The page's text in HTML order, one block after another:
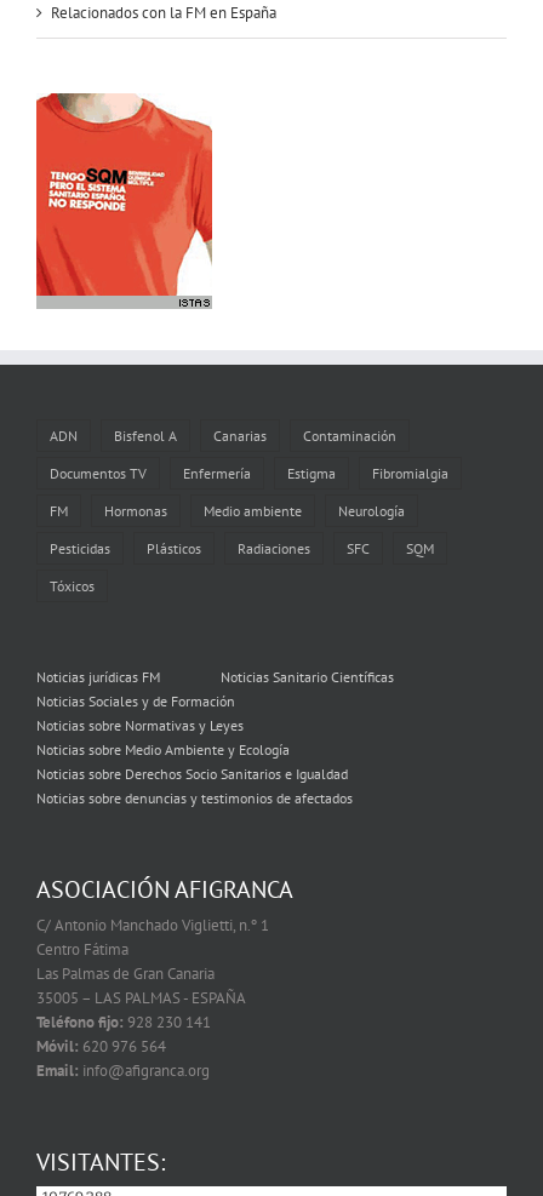
Relacionados con la FM en España
ADN Bisfenol A Canarias Contaminación
Documentos TV Enfermería Estigma Fibromialgia
FM Hormonas Medio ambiente Neurología
Pesticidas Plásticos Radiaciones SFC SQM
Tóxicos
Noticias jurídicas FM
Noticias Sanitario Científicas
Noticias Sociales y de Formación
Noticias sobre Normativas y Leyes
Noticias sobre Medio Ambiente y Ecología
Noticias sobre Derechos Socio Sanitarios e Igualdad
Noticias sobre denuncias y testimonios de afectados
ASOCIACIÓN AFIGRANCA
C/ Antonio Manchado Viglietti, n.º 1
Centro Fátima
Las Palmas de Gran Canaria
35005 – LAS PALMAS - ESPAÑA
Teléfono fijo: 928 230 141
Móvil: 620 976 564
Email: info@afigranca.org
VISITANTES: